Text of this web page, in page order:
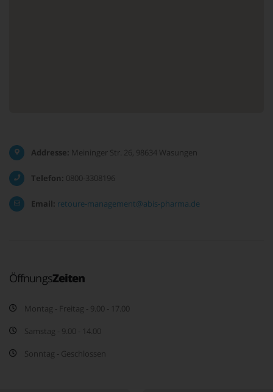
Addresse: Meininger Str. 26, 98634 Wasungen
Telefon: 0800-3308196
Email: retoure-management@abis-pharma.de
ÖffnungsZeiten
Montag - Freitag - 9.00 - 17.00
Samstag - 9.00 - 14.00
Sonntag - Geschlossen